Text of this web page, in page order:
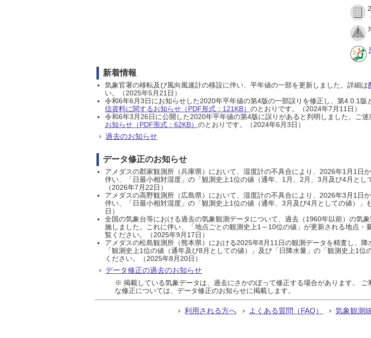
新着情報
気象官署の移転及び風向風速計の移設に伴い、平年値の一部を更新しました。詳細は
い。（2025年5月21日）
令和6年6月3日にお知らせした2020年平年値の第4版の一部誤りを修正し、第4.0.1
信資料に関するお知らせ（PDF形式：121KB） のとおりです。（2024年7月11日）
令和6年3月26日に公開した2020年平年値の第4版に誤りがあると判明しました。ご
お知らせ（PDF形式：62KB） のとおりです。（2024年6月3日）
過去のお知らせ
データ修正のお知らせ
アメダスの郡家観測所（兵庫県）において、湿度計の不具合により、2026年1月1日
伴い、「日最小相対湿度」の「観測史上1位の値（通年、1月、2月、3月及び4月とし
（2026年7月22日）
アメダスの高野観測所（広島県）において、湿度計の不具合により、2026年3月1日
伴い、「日最小相対湿度」の「観測史上1位の値（通年、3月及び4月としての値）
日）
全国の気象台等における過去の気象観測データについて、過去（1960年以前）の気
施しました。これに伴い、「地点ごとの観測史上1～10位の値」が更新される地点・
覧ください。（2025年9月17日）
アメダスの松島観測所（熊本県）における2025年8月11日の観測データを精査し、
「観測史上1位の値（通年及び8月としての値）」及び「日降水量」の「観測史上1
ください。（2025年8月20日）
データ修正の過去のお知らせ
※ 掲載している気象データは、過去にさかのぼって修正する場合があります。
な修正については、データ修正のお知らせに掲載します。
利用される方へ よくある質問（FAQ） 気象観測